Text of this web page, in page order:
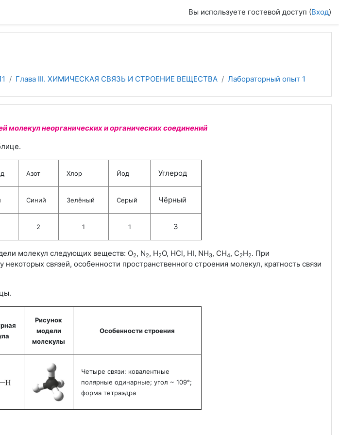
Вы используете гостевой доступ (Вход)
Глава III. ХИМИЧЕСКАЯ СВЯЗЬ И СТРОЕНИЕ ВЕЩЕСТВА Лабораторный опыт 1
молекул неорганических и органических соединений
Азот Хлор Йод Углерод
Синий Зелёный Серый Чёрный
2 1 1 3
молекул следующих веществ: O2, N2, H2O, HCl, HI, NH3, СН4, С2Н2. При
связей, особенности пространственного строения молекул, кратность связи
Рисунок
модели
молекулы
Особенности строения
Четыре связи: ковалентные
полярные одинарные; угол ~ 109°;
форма тетраэдра